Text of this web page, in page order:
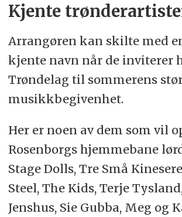
Kjente
Arrangøren kan skilte med
kjente navn når de inviterer
Trøndelag til sommerens
musikkbegivenhet.
Her er noen av dem som vil
Rosenborgs hjemmebane
Stage Dolls, Tre Små
Steel, The Kids, Terje
Jenshus, Sie Gubba, Meg og